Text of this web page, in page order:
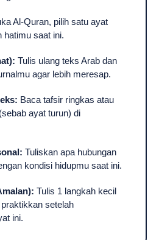
Al-Quran, pilih satu ayat
hatimu saat ini.
Tulis ulang teks Arab dan
agar lebih meresap.
Baca tafsir ringkas atau
ayat turun) di
Tuliskan apa hubungan
kondisi hidupmu saat ini.
Tulis 1 langkah kecil
setelah
ini.